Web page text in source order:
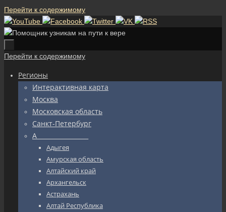
Перейти к содержимому
Перейти к содержимому
Регионы
Интерактивная карта
Москва
Московская область
Санкт-Петербург
А_________________
Адыгея
Амурская область
Алтайский край
Архангельск
Астрахань
Алтай Республика